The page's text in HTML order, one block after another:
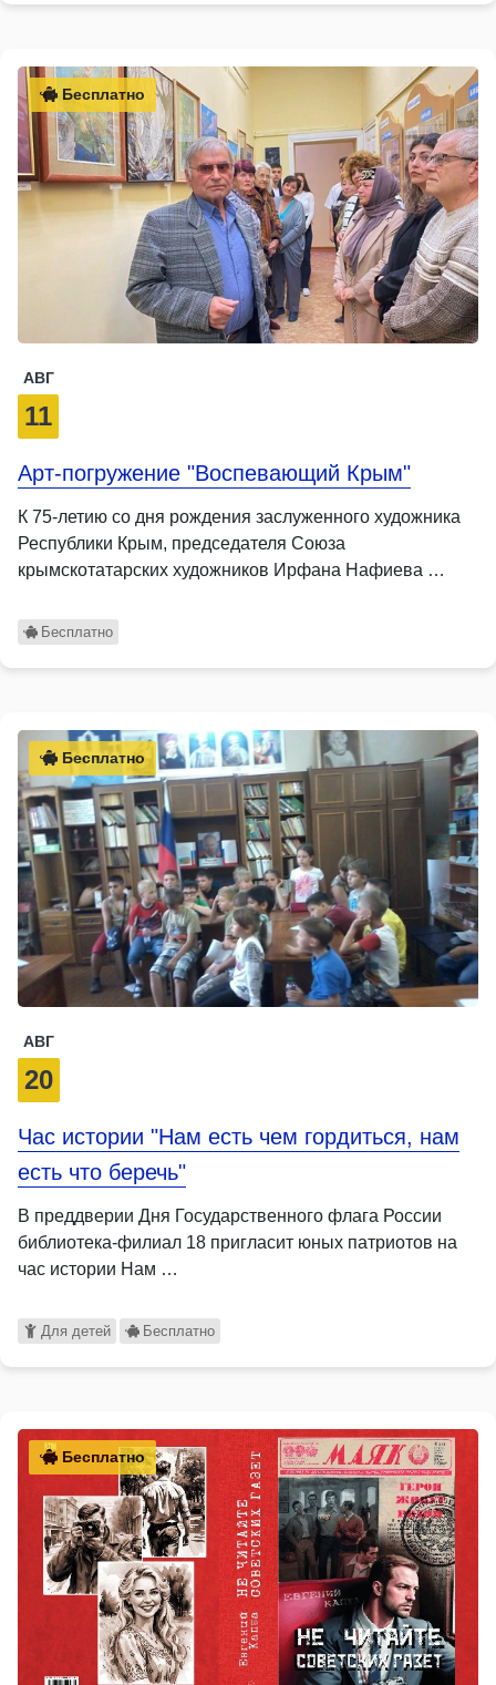
Бесплатно
АВГ
11
Арт-погружение "Воспевающий Крым"
К 75-летию со дня рождения заслуженного художника
Республики Крым, председателя Союза
крымскотатарских художников Ирфана Нафиева …
Бесплатно
Бесплатно
АВГ
20
Час истории "Нам есть чем гордиться, нам
есть что беречь"
В преддверии Дня Государственного флага России
библиотека-филиал 18 пригласит юных патриотов на
час истории Нам …
Для детей Бесплатно
Бесплатно